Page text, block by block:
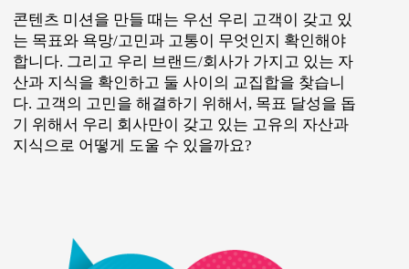
콘텐츠 미션을 만들 때는 우선 우리 고객이 갖고 있
는 목표와 욕망/고민과 고통이 무엇인지 확인해야
합니다. 그리고 우리 브랜드/회사가 가지고 있는 자
산과 지식을 확인하고 둘 사이의 교집합을 찾습니
다. 고객의 고민을 해결하기 위해서, 목표 달성을 돕
기 위해서 우리 회사만이 갖고 있는 고유의 자산과
지식으로 어떻게 도울 수 있을까요?